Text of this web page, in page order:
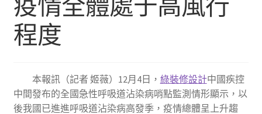
程度
本報訊（記者 姬薇）12月4日， 綠裝修設計中國疾控
中間發布的全國急性呼吸道沾染病哨點監測情形顯示，以
後我國已進進呼吸道沾染病高發季，疫情總體呈上升趨